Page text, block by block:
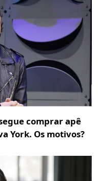
comprar apê
York. Os motivos?